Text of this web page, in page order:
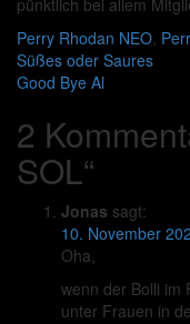
pünktlich bei allem
Perry Rhodan NEO,
Süßes oder Saures
Good Bye Al
2
SOL“
Jonas sagt:
10. November
Oha,
wenn der Bolli im
unter Frauen in